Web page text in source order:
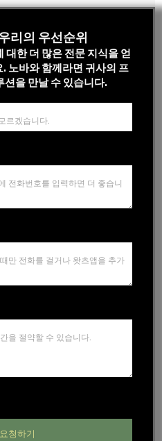
리의 우선순위
대한 더 많은 전문 지식을 얻
노바와 함께라면 귀사의 프
션을 만날 수 있습니다.
청하기